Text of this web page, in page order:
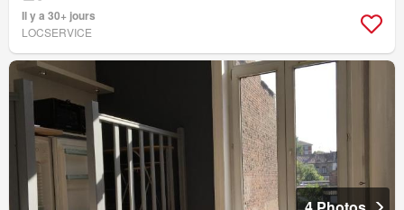
Il y a 30+ jours
LOCSERVICE